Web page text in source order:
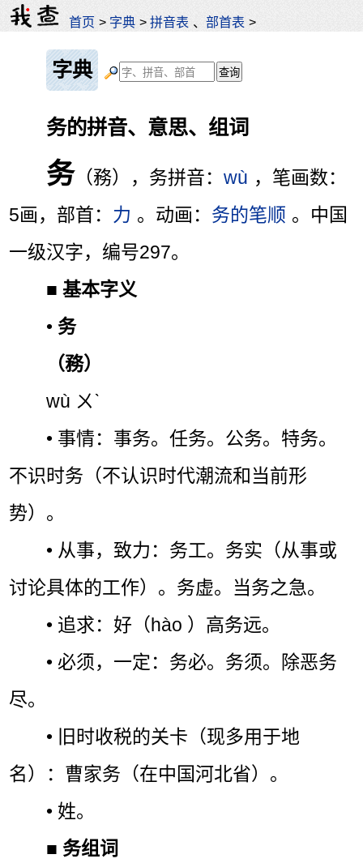
首页 > 字典 >拼音表 、部首表 >
字典
务的拼音、意思、组词
务（務），务拼音：wù ，笔画数：
5画，部首： 力 。动画： 务的笔顺 。中国
一级汉字，编号297。
■基本字义
•务
（務）
wù ㄨˋ
• 事情：事务。任务。公务。特务。
不识时务（不认识时代潮流和当前形
势）。
• 从事，致力：务工。务实（从事或
讨论具体的工作）。务虚。当务之急。
• 追求：好（hào ）高务远。
• 必须，一定：务必。务须。除恶务
尽。
• 旧时收税的关卡（现多用于地
名）：曹家务（在中国河北省）。
• 姓。
■务组词